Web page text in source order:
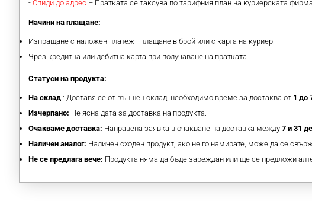
- Спиди до адрес – Пратката се таксува по тарифния план на куриерската
Начини на плащане:
Изпращане с наложен платеж - плащане в брой или с карта на куриер.
Чрез кредитна или дебитна карта при получаване на пратката
Статуси на продукта:
На склад : Доставя се от външен склад, необходимо време за достаква от 1 до
Изчерпано: Не ясна дата за доставка на продукта.
Очакваме доставка: Направена заявка в очакване на доставка между 7 и 31
Наличен аналог: Наличен сходен продукт, ако не го намирате, може да се
Не се предлага вече: Продукта няма да бъде зареждан или ще се предложи